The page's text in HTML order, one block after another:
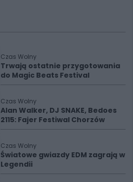
Czas Wolny
Trwają ostatnie przygotowania
do Magic Beats Festival
Czas Wolny
Alan Walker, DJ SNAKE, Bedoes
2115: Fajer Festiwal Chorzów
Czas Wolny
Światowe gwiazdy EDM zagrają w
Legendii